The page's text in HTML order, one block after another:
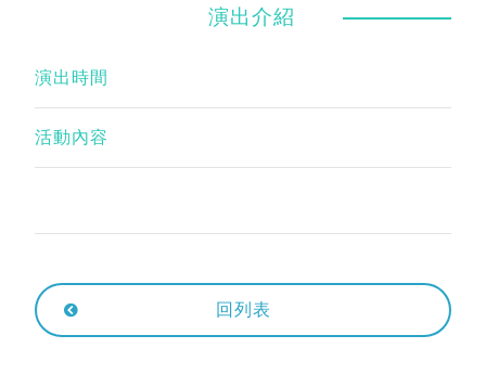
演出介紹
演出時間
活動內容
回列表